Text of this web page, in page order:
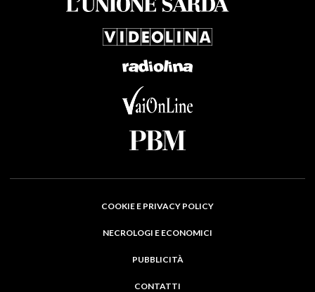
COOKIE E PRIVACY POLICY
NECROLOGI E ECONOMICI
PUBBLICITÀ
CONTATTI